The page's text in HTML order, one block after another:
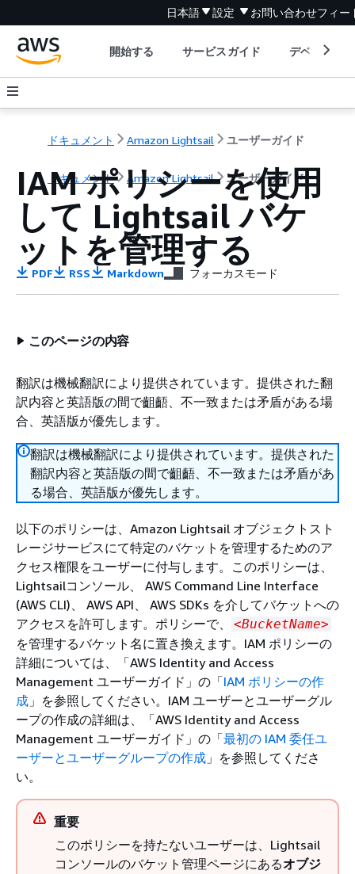
日本語 設定 お問い合わせフィー
開始する サービスガイド デベロッパ
ドキュメント Amazon Lightsail ユーザーガイド
ドキュメント Amazon Lightsail ユーザーガイド
IAM ポリシーを使用
して Lightsail バケ
ットを管理する
PDF RSS Markdown フォーカスモード
このページの内容
翻訳は機械翻訳により提供されています。提供された翻
訳内容と英語版の間で齟齬、不一致または矛盾がある場
合、英語版が優先します。
翻訳は機械翻訳により提供されています。提供された
翻訳内容と英語版の間で齟齬、不一致または矛盾があ
る場合、英語版が優先します。
以下のポリシーは、Amazon Lightsail オブジェクトスト
レージサービスにて特定のバケットを管理するためのア
クセス権限をユーザーに付与します。このポリシーは、
Lightsailコンソール、 AWS Command Line Interface
(AWS CLI)、 AWS API、 AWS SDKs を介してバケットへの
アクセスを許可します。ポリシーで、
<BucketName>
を管理するバケット名に置き換えます。IAM ポリシーの
詳細については、「AWS Identity and Access
Management ユーザーガイド」の「IAM ポリシーの作
成 」を参照してください。IAM ユーザーとユーザーグル
ープの作成の詳細は、「AWS Identity and Access
Management ユーザーガイド」の「最初の IAM 委任ユ
ーザーとユーザーグループの作成 」を参照してくださ
い。
重要
このポリシーを持たないユーザーは、Lightsail
コンソールのバケット管理ページにあるオブジ